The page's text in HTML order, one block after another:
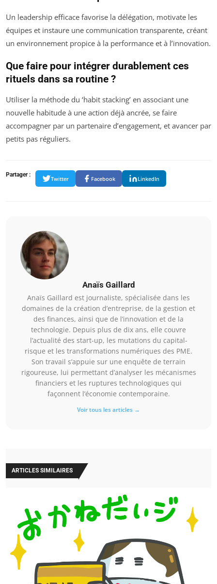
Un leadership efficace favorise la délégation, motivate les
équipes et instaure une communication transparente, créant
un environnement propice à la performance et à l’innovation.
Que faire pour intégrer durablement ces
rituels dans sa routine ?
Utiliser la méthode du ‘habit stacking’ en associant une
nouvelle habitude à une action déjà ancrée, se faire
accompagner par un partenaire d’engagement, et avancer par
petits pas réguliers.
Partager :
Twitter Facebook LinkedIn
Anaïs Gaillard
Anaïs Gaillard est journaliste, spécialisée dans les
domaines de la création d’entreprise, de la gestion et
des finances, ainsi que de l’innovation et de la
technologie. Depuis plus de dix ans, elle couvre
l’actualité des start-up, les mutations du capital-
risque et les transformations numériques des PME.
Son travail s’appuie sur une enquête de terrain
rigoureuse, lui permettant d’analyser les mécanismes
financiers et les ruptures technologiques qui
façonnent l’économie contemporaine.
Voir tous les articles →
ARTICLES SIMILAIRES